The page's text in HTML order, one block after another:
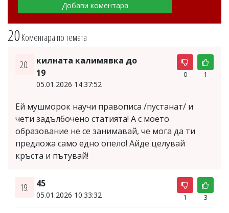
20Коментара по темата
20.
килната калимявка до
19
05.01.2026 14:37:52
0 1
Ей мушморок научи правописа /пустанат/ и
чети задълбочено статията! А с моето
образование не се занимавай, че мога да ти
предложа само едно опело! Айде целувай
кръста и пътувай!
19. 45
05.01.2026 10:33:32 1 3